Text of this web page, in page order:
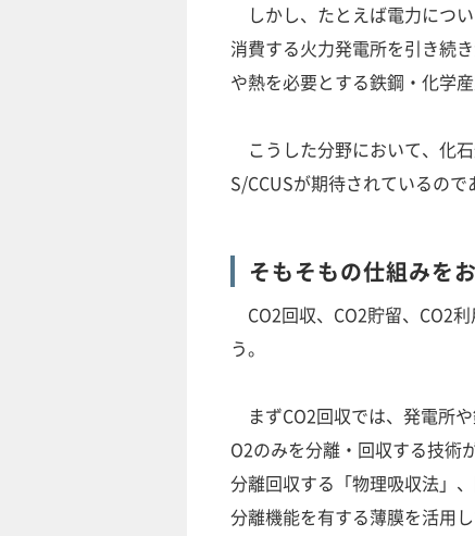
しかし、たとえば電力につ
消費する火力発電所を引き続
や熱を必要とする鉄鋼・化学
こうした分野において、化
S/CCUSが期待されているので
そもそもの仕組みを
CO2回収、CO2貯留、CO2
う。
まずCO2回収では、発電所
O2のみを分離・回収する技術
分離回収する「物理吸収法」
分離機能を有する薄膜を活用